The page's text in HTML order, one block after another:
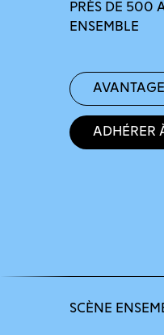
PRÈS DE 500
ENSEMBLE
Adhérer
SCÈNE